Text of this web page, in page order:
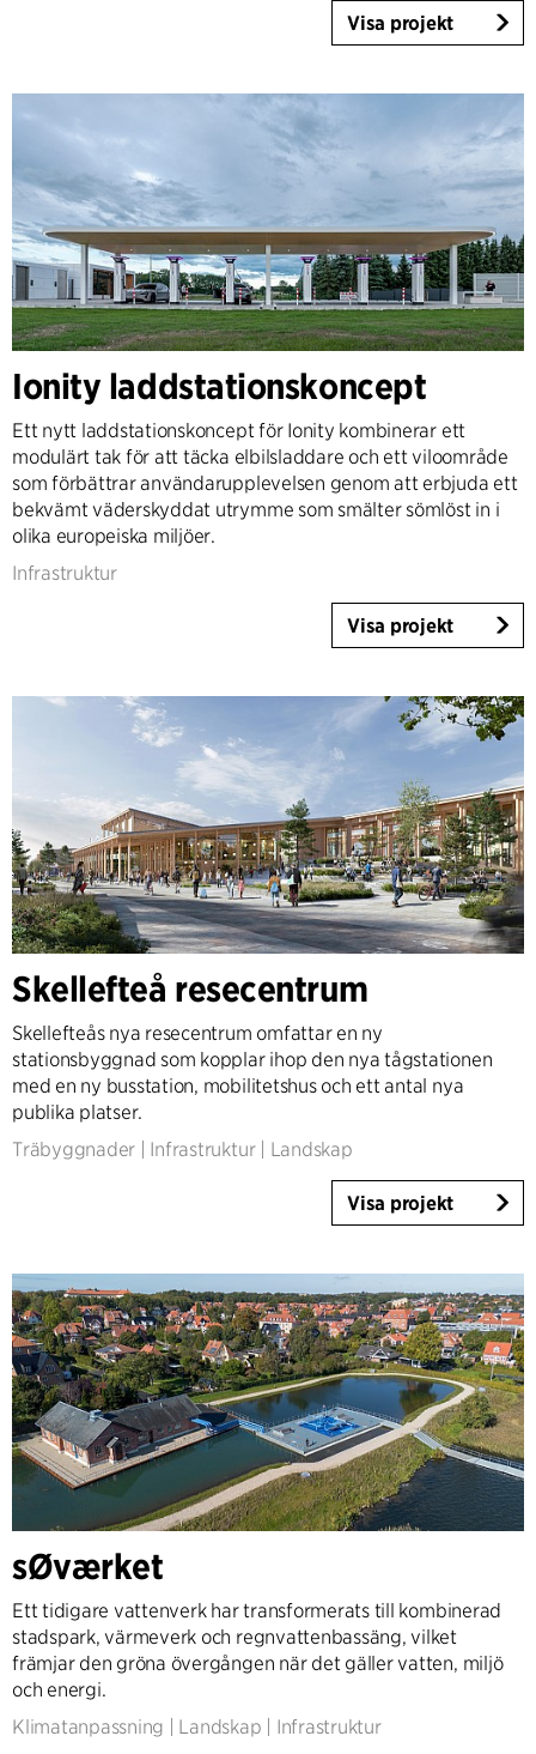
Visa projekt
Ionity laddstationskoncept
Ett nytt laddstationskoncept för Ionity kombinerar ett
modulärt tak för att täcka elbilsladdare och ett viloområde
som förbättrar användarupplevelsen genom att erbjuda ett
bekvämt väderskyddat utrymme som smälter sömlöst in i
olika europeiska miljöer.
Infrastruktur
Visa projekt
Skellefteå resecentrum
Skellefteås nya resecentrum omfattar en ny
stationsbyggnad som kopplar ihop den nya tågstationen
med en ny busstation, mobilitetshus och ett antal nya
publika platser.
Träbyggnader
Infrastruktur| Landskap
Visa projekt
sØværket
Ett tidigare vattenverk har transformerats till kombinerad
stadspark, värmeverk och regnvattenbassäng, vilket
främjar den gröna övergången när det gäller vatten, miljö
och energi.
Klimatanpassning
Landskap Infrastruktur